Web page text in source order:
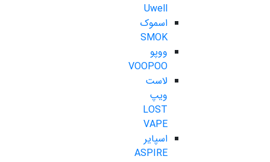
Uwell
اسموک
SMOK
ووپو
VOOPOO
لاست
ویپ
LOST
VAPE
اسپایر
ASPIRE